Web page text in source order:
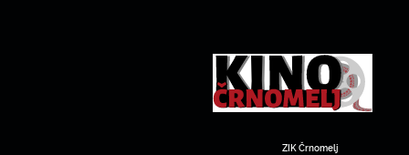
ZIK Črnomelj